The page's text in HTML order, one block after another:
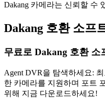
Dakang 카메라는 신뢰할 수
Dakang 호환 소프
무료로 Dakang 호환 소
Agent DVR을 탐색하세요:
한 카메라를 지원하며 포트
위해 지금 다운로드하세요!